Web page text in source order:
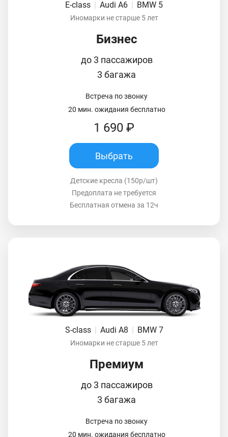
E-class | Audi A6 | BMW 5
Иномарки не старше 5 лет
Бизнес
до 3 пассажиров
3 багажа
Встреча по звонку
20 мин. ожидания бесплатно
1 690 ₽
Выбрать
Детские кресла (150р/шт)
Предоплата не требуется
Бесплатная отмена за 12ч
S-class | Audi A8 | BMW 7
Иномарки не старше 5 лет
Премиум
до 3 пассажиров
3 багажа
Встреча по звонку
20 мин. ожидания бесплатно